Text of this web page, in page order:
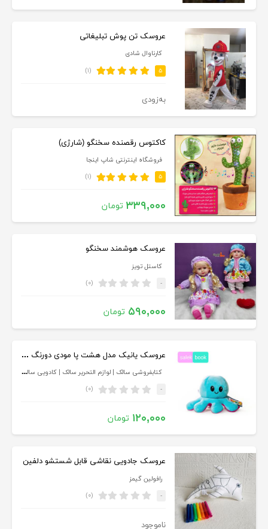
عروسک تن پوش تبلیغاتی
کارناوال شادی
۵ (۱)
به‌زودی
کاکتوس رقصنده سخنگو (شارژی)
فروشگاه اینترنتی شاپ اینجا
۵ (۱)
۳۳۹,۰۰۰ تومان
عروسک هوشمند سخنگو
کاستل تویز
- (۰)
۵۹۰,۰۰۰ تومان
عروسک یانیک مدل هشت پا مودی دورنگ کد 100182 ارتفاع 10 سانتی متر
کتابفروشی سالک | لوازم التحریر سالک | کادویی سالک
- (۰)
۱۲۰,۰۰۰ تومان
عروسک جادویی نقاشی قابل شستشو دلفین
رافولین گیمز
- (۰)
ناموجود